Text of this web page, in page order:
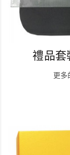
禮品套
更多